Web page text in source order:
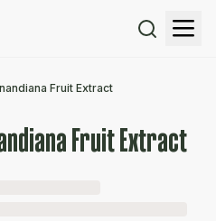
Fruit Extract
Fruit Extract